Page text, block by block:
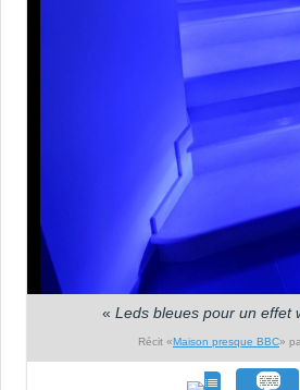
« Leds bleues pour un effet
Récit «Maison presque BBC»